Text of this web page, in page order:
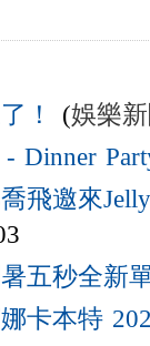
！ (娛樂
Dinner
飛邀來
五秒全新
卡本特